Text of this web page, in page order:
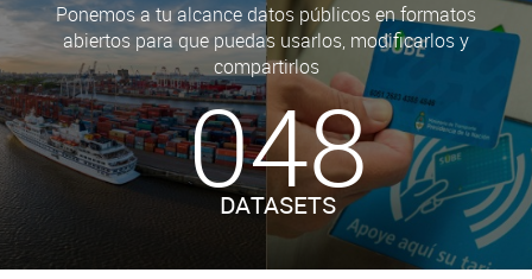
Ponemos a tu alcance datos públicos en formatos
abiertos para que puedas usarlos, modificarlos y
compartirlos
048
DATASETS